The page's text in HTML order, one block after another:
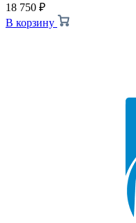
18 750 ₽
В корзину